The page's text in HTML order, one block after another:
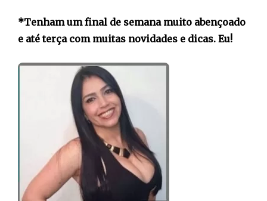
*Tenham um final de semana muito abençoado
e até terça com muitas novidades e dicas. Eu!